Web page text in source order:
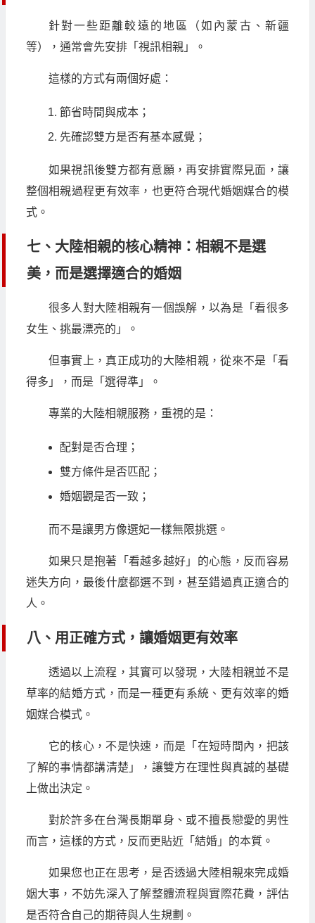
針對一些距離較遠的地區（如內蒙古、新疆
等），通常會先安排「視訊相親」。
這樣的方式有兩個好處：
節省時間與成本；
先確認雙方是否有基本感覺；
如果視訊後雙方都有意願，再安排實際見面，讓
整個相親過程更有效率，也更符合現代婚姻媒合的模
式。
七、大陸相親的核心精神：相親不是選
美，而是選擇適合的婚姻
很多人對大陸相親有一個誤解，以為是「看很多
女生、挑最漂亮的」。
但事實上，真正成功的大陸相親，從來不是「看
得多」，而是「選得準」。
專業的大陸相親服務，重視的是：
配對是否合理；
雙方條件是否匹配；
婚姻觀是否一致；
而不是讓男方像選妃一樣無限挑選。
如果只是抱著「看越多越好」的心態，反而容易
迷失方向，最後什麼都選不到，甚至錯過真正適合的
人。
八、用正確方式，讓婚姻更有效率
透過以上流程，其實可以發現，大陸相親並不是
草率的結婚方式，而是一種更有系統、更有效率的婚
姻媒合模式。
它的核心，不是快速，而是「在短時間內，把該
了解的事情都講清楚」，讓雙方在理性與真誠的基礎
上做出決定。
對於許多在台灣長期單身、或不擅長戀愛的男性
而言，這樣的方式，反而更貼近「結婚」的本質。
如果您也正在思考，是否透過大陸相親來完成婚
姻大事，不妨先深入了解整體流程與實際花費，評估
是否符合自己的期待與人生規劃。